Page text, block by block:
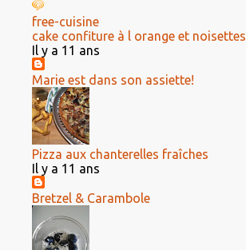
free-cuisine
cake confiture à l orange et noisettes
Il y a 11 ans
Marie est dans son assiette!
Pizza aux chanterelles fraîches
Il y a 11 ans
Bretzel & Carambole